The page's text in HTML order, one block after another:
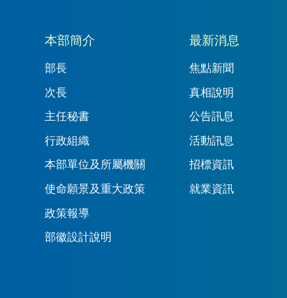
本部簡介
部長
次長
主任秘書
行政組織
本部單位及所屬機關
使命願景及重大政策
政策報導
部徽設計說明
最新消息
焦點新聞
真相說明
公告訊息
活動訊息
招標資訊
就業資訊